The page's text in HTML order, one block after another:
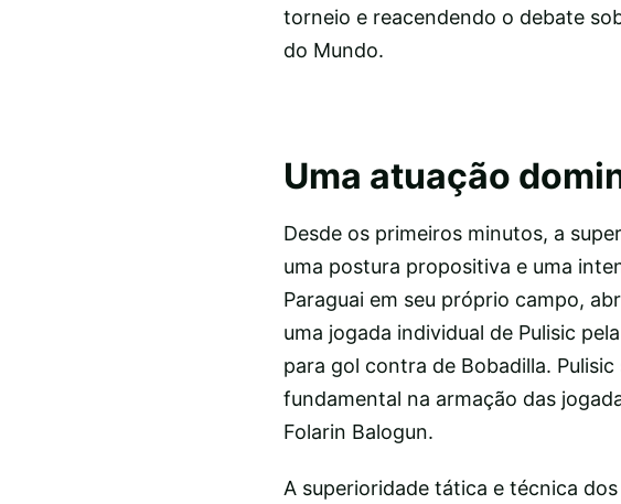
torneio e reacendendo o debate
do Mundo.
Uma atuação
Desde os primeiros minutos, a
uma postura propositiva e uma
Paraguai em seu próprio campo,
uma jogada individual de Pulisic
para gol contra de Bobadilla.
fundamental na armação das
Folarin Balogun.
A superioridade tática e técnica